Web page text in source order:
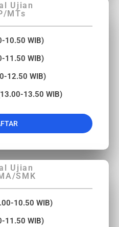
Ujian
MTs
10.50 WIB)
11.50 WIB)
12.50 WIB)
13.50 WIB)
Ujian
SMK
10.50 WIB)
11.50 WIB)